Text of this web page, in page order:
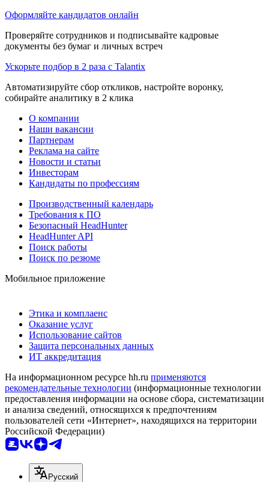
Оформляйте кандидатов онлайн
Проверяйте сотрудников и подписывайте кадровые
документы без бумаг и личных встреч
Ускорьте подбор в 2 раза с Talantix
Автоматизируйте сбор откликов, настройте воронку,
собирайте аналитику в 2 клика
О компании
Наши вакансии
Партнерам
Реклама на сайте
Новости и статьи
Инвесторам
Кандидаты по профессиям
Производственный календарь
Требования к ПО
Безопасный HeadHunter
HeadHunter API
Поиск работы
Поиск по резюме
Мобильное приложение
Этика и комплаенс
Оказание услуг
Использование сайтов
Защита персональных данных
ИТ аккредитация
На информационном ресурсе hh.ru применяются
рекомендательные технологии (информационные технологии
предоставления информации на основе сбора, систематизации
и анализа сведений, относящихся к предпочтениям
пользователей сети «Интернет», находящихся на территории
Российской Федерации)
Русский